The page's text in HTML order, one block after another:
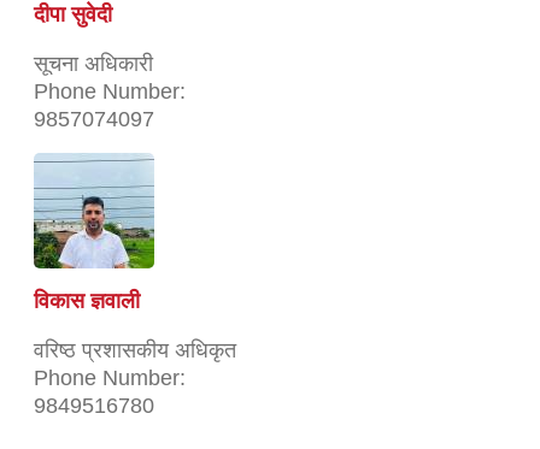
दीपा सुवेदी
सूचना अधिकारी
Phone Number:
9857074097
विकास ज्ञवाली
वरिष्ठ प्रशासकीय अधिकृत
Phone Number:
9849516780